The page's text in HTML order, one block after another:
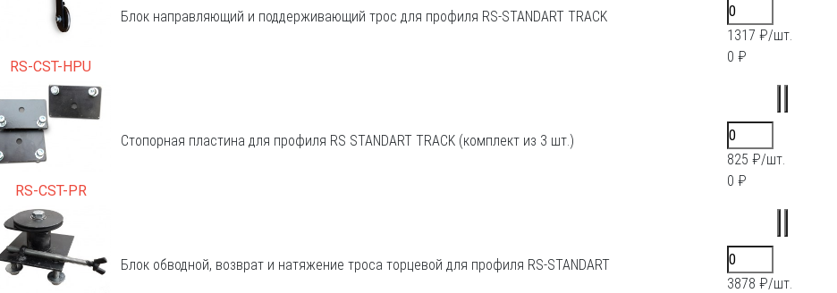
RS-CST-HPU
Блок направляющий и поддерживающий трос для профиля RS-STANDART TRACK
1317 ₽/шт.
0 ₽
RS-CST-PR
Стопорная пластина для профиля RS STANDART TRACK (комплект из 3 шт.)
825 ₽/шт.
0 ₽
Блок обводной, возврат и натяжение троса торцевой для профиля RS-STANDART
3878 ₽/шт.